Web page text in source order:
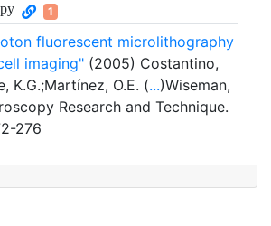
1
fluorescent microlithography
imaging" (2005) Costantino,
K.G.;Martínez, O.E. (...)Wiseman,
Research and Technique.
276